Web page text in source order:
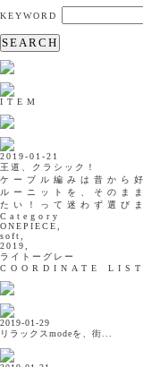
KEYWORD
SEARCH
ITEM
2019-01-21
王道、クラシック！
ケーブル編みは昔から
ルーニットを、そのま
たい！って迷わず選び
Category
ONEPIECE,
soft,
2019,
ライトーグレー
COORDINATE LIST
2019-01-29
リラックスmodeを、街...